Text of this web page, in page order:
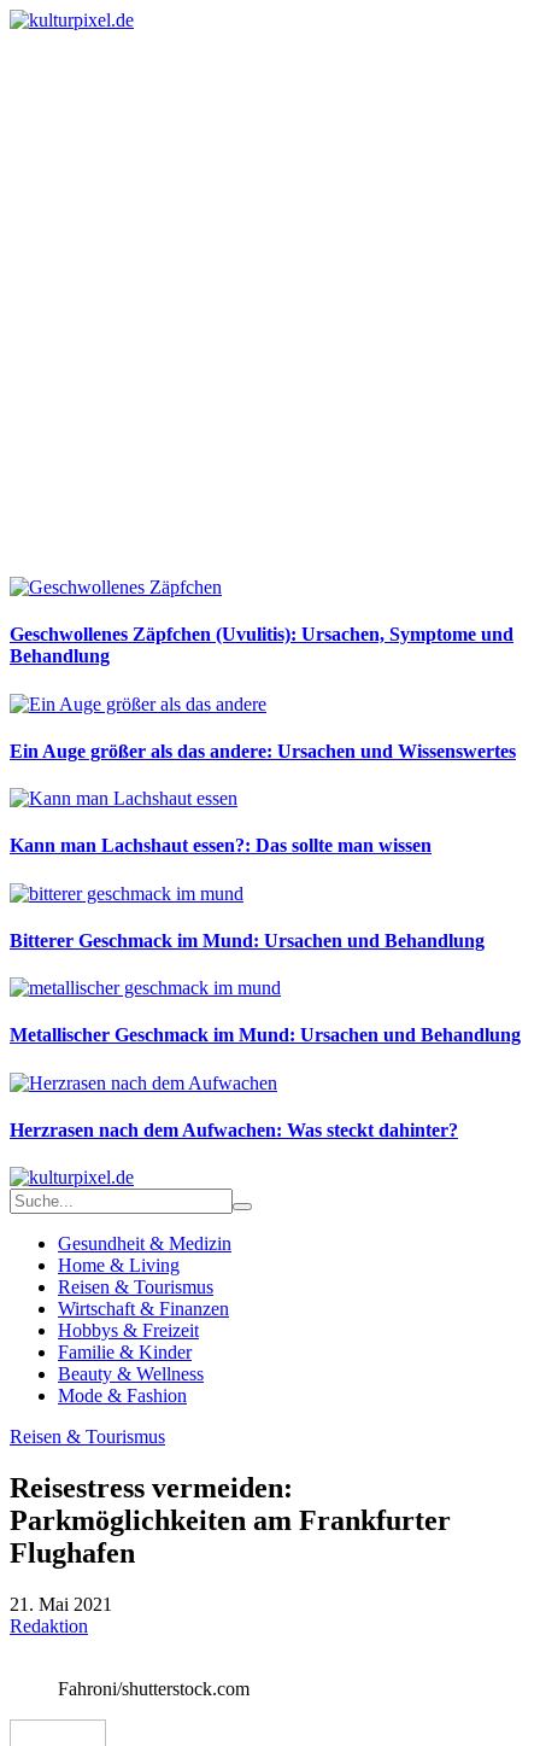
Geschwollenes Zäpfchen (Uvulitis): Ursachen, Symptome und
Behandlung
Ein Auge größer als das andere: Ursachen und Wissenswertes
Kann man Lachshaut essen?: Das sollte man wissen
Bitterer Geschmack im Mund: Ursachen und Behandlung
Metallischer Geschmack im Mund: Ursachen und Behandlung
Herzrasen nach dem Aufwachen: Was steckt dahinter?
Gesundheit & Medizin
Home & Living
Reisen & Tourismus
Wirtschaft & Finanzen
Hobbys & Freizeit
Familie & Kinder
Beauty & Wellness
Mode & Fashion
Reisen & Tourismus
Reisestress vermeiden:
Parkmöglichkeiten am Frankfurter
Flughafen
21. Mai 2021
Redaktion
Fahroni/shutterstock.com